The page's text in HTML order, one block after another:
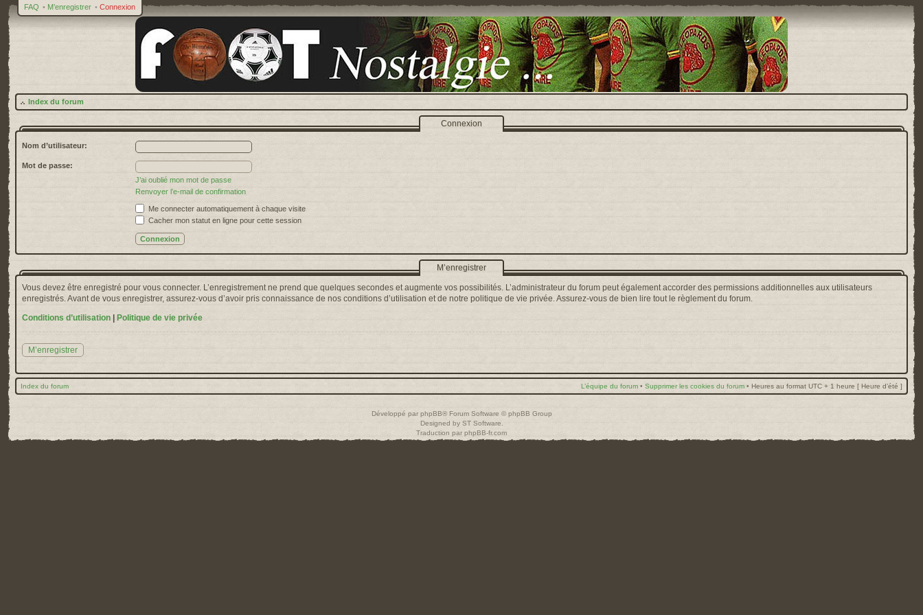
FAQ • M’enregistrer • Connexion
Index du forum
Connexion
Nom d’utilisateur:
Mot de passe:
J’ai oublié mon mot de passe
Renvoyer l’e-mail de confirmation
Me connecter automatiquement à chaque visite
Cacher mon statut en ligne pour cette session
M’enregistrer
Vous devez être enregistré pour vous connecter. L’enregistrement ne prend que quelques secondes et augmente vos possibilités. L’administrateur du forum peut également accorder des permissions additionnelles aux utilisateurs
enregistrés. Avant de vous enregistrer, assurez-vous d’avoir pris connaissance de nos conditions d’utilisation et de notre politique de vie privée. Assurez-vous de bien lire tout le règlement du forum.
Conditions d’utilisation
Politique de vie privée
M’enregistrer
Index du forum L’équipe du forum • Supprimer les cookies du forum • Heures au format UTC + 1 heure [ Heure d’été ]
Développé par phpBB® Forum Software © phpBB Group
Designed by ST Software
Traduction par phpBB-fr.com